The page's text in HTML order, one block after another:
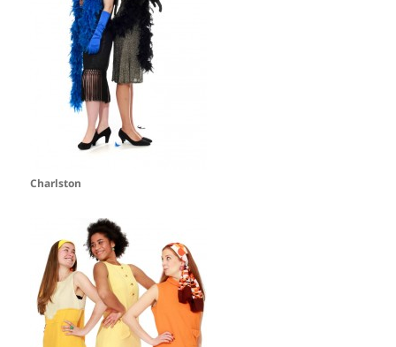
Charlston